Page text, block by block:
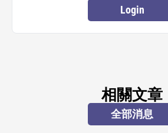
Login
相關文章
全部消息